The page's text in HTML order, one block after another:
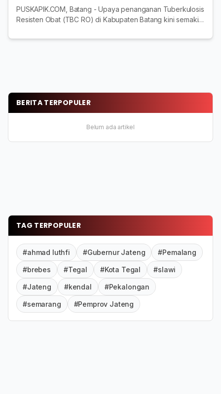
PUSKAPIK.COM, Batang - Upaya penanganan Tuberkulosis
Resisten Obat (TBC RO) di Kabupaten Batang kini semakin
menggandeng RS QIM sebagai mitra layanan u...
BERITA TERPOPULER
Belum ada artikel
TAG TERPOPULER
#ahmad luthfi #Gubernur Jateng #Pemalang
#brebes #Tegal #Kota Tegal #slawi
#Jateng #kendal #Pekalongan
#semarang #Pemprov Jateng